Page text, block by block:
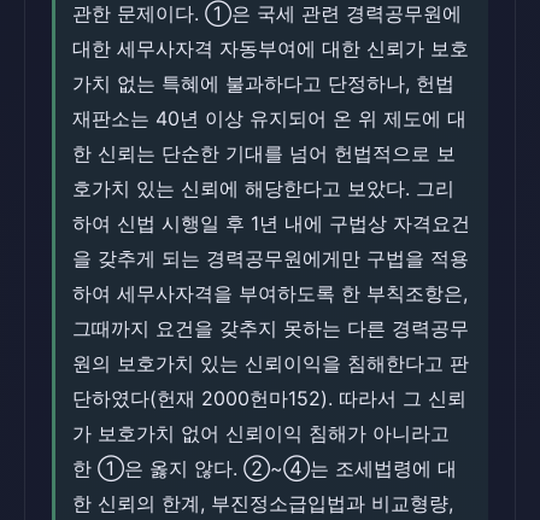
관한 문제이다. ①은 국세 관련 경력공무원에
대한 세무사자격 자동부여에 대한 신뢰가 보호
가치 없는 특혜에 불과하다고 단정하나, 헌법
재판소는 40년 이상 유지되어 온 위 제도에 대
한 신뢰는 단순한 기대를 넘어 헌법적으로 보
호가치 있는 신뢰에 해당한다고 보았다. 그리
하여 신법 시행일 후 1년 내에 구법상 자격요건
을 갖추게 되는 경력공무원에게만 구법을 적용
하여 세무사자격을 부여하도록 한 부칙조항은,
그때까지 요건을 갖추지 못하는 다른 경력공무
원의 보호가치 있는 신뢰이익을 침해한다고 판
단하였다(헌재 2000헌마152). 따라서 그 신뢰
가 보호가치 없어 신뢰이익 침해가 아니라고
한 ①은 옳지 않다. ②~④는 조세법령에 대
한 신뢰의 한계, 부진정소급입법과 비교형량,